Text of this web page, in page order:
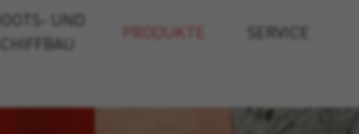
BOOTS- UND
SCHIFFBAU
PRODUKTE SERVICE